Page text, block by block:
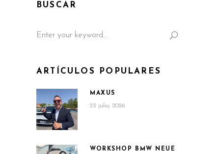
BUSCAR
for:
ARTÍCULOS POPULARES
MAXUS
23 julio, 2026
WORKSHOP BMW NEUE